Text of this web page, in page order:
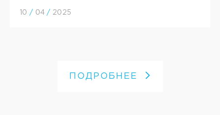
10 / 04 / 2025
ПОДРОБНЕЕ